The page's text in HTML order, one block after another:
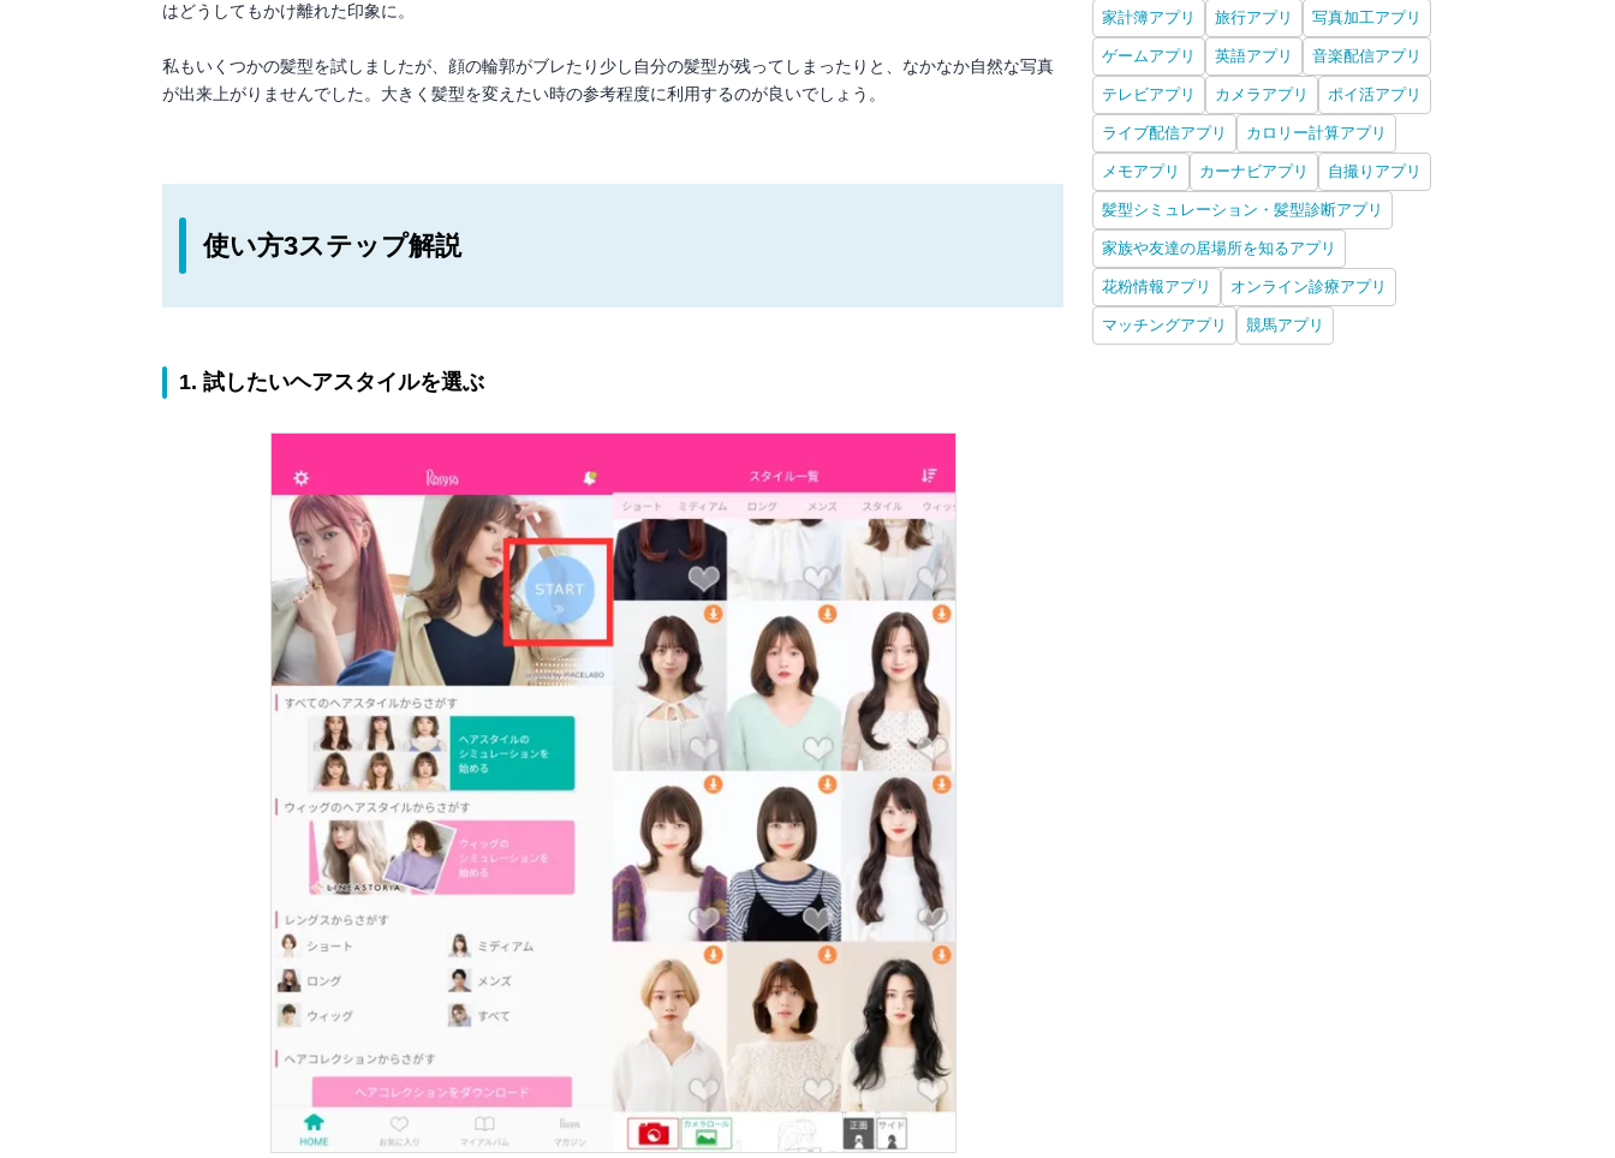
はどうしてもかけ離れた印象に。
私もいくつかの髪型を試しましたが、顔の輪郭がブレたり少し自分の髪型が残ってしまったりと、なかなか自然な写真
が出来上がりませんでした。大きく髪型を変えたい時の参考程度に利用するのが良いでしょう。
使い方3ステップ解説
1. 試したいヘアスタイルを選ぶ
家計簿アプリ 旅行アプリ 写真加工アプリ
ゲームアプリ 英語アプリ 音楽配信アプリ
テレビアプリ カメラアプリ ポイ活アプリ
ライブ配信アプリ カロリー計算アプリ
メモアプリ カーナビアプリ 自撮りアプリ
髪型シミュレーション・髪型診断アプリ
家族や友達の居場所を知るアプリ
花粉情報アプリ オンライン診療アプリ
マッチングアプリ 競馬アプリ